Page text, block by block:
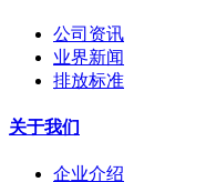
公司资讯
业界新闻
排放标准
关于我们
企业介绍